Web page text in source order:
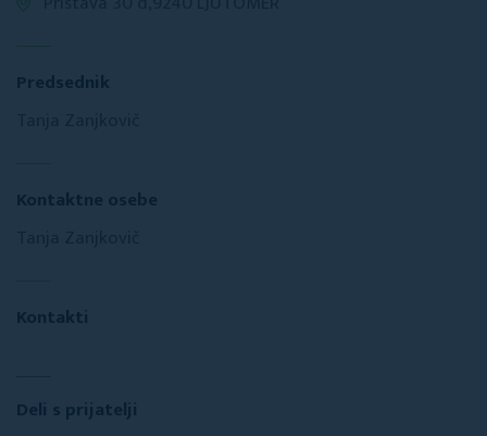
Predsednik
Kontaktne osebe
Kontakti
Deli s prijatelji